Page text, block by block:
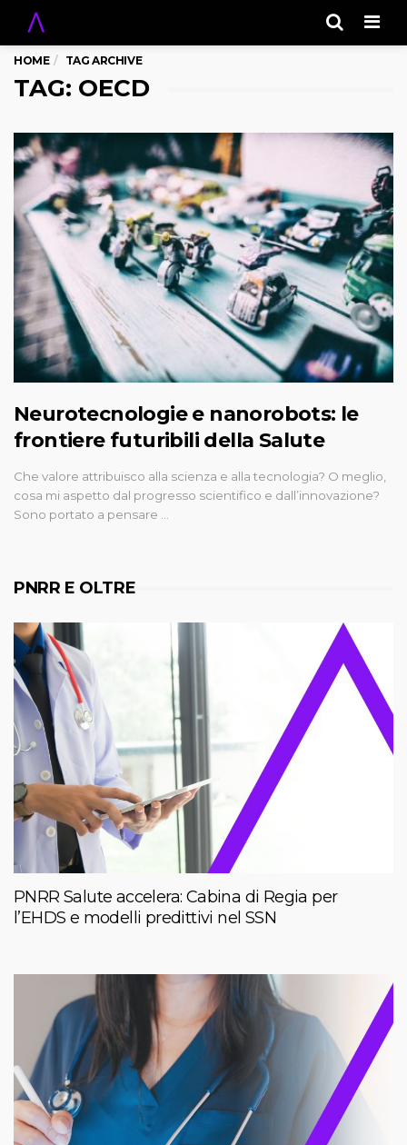
HOME TAG ARCHIVE
TAG: OECD
Neurotecnologie e nanorobots: le
frontiere futuribili della Salute
Che valore attribuisco alla scienza e alla tecnologia? O meglio,
cosa mi aspetto dal progresso scientifico e dall’innovazione?
Sono portato a pensare …
PNRR E OLTRE
PNRR Salute accelera: Cabina di Regia per
l’EHDS e modelli predittivi nel SSN